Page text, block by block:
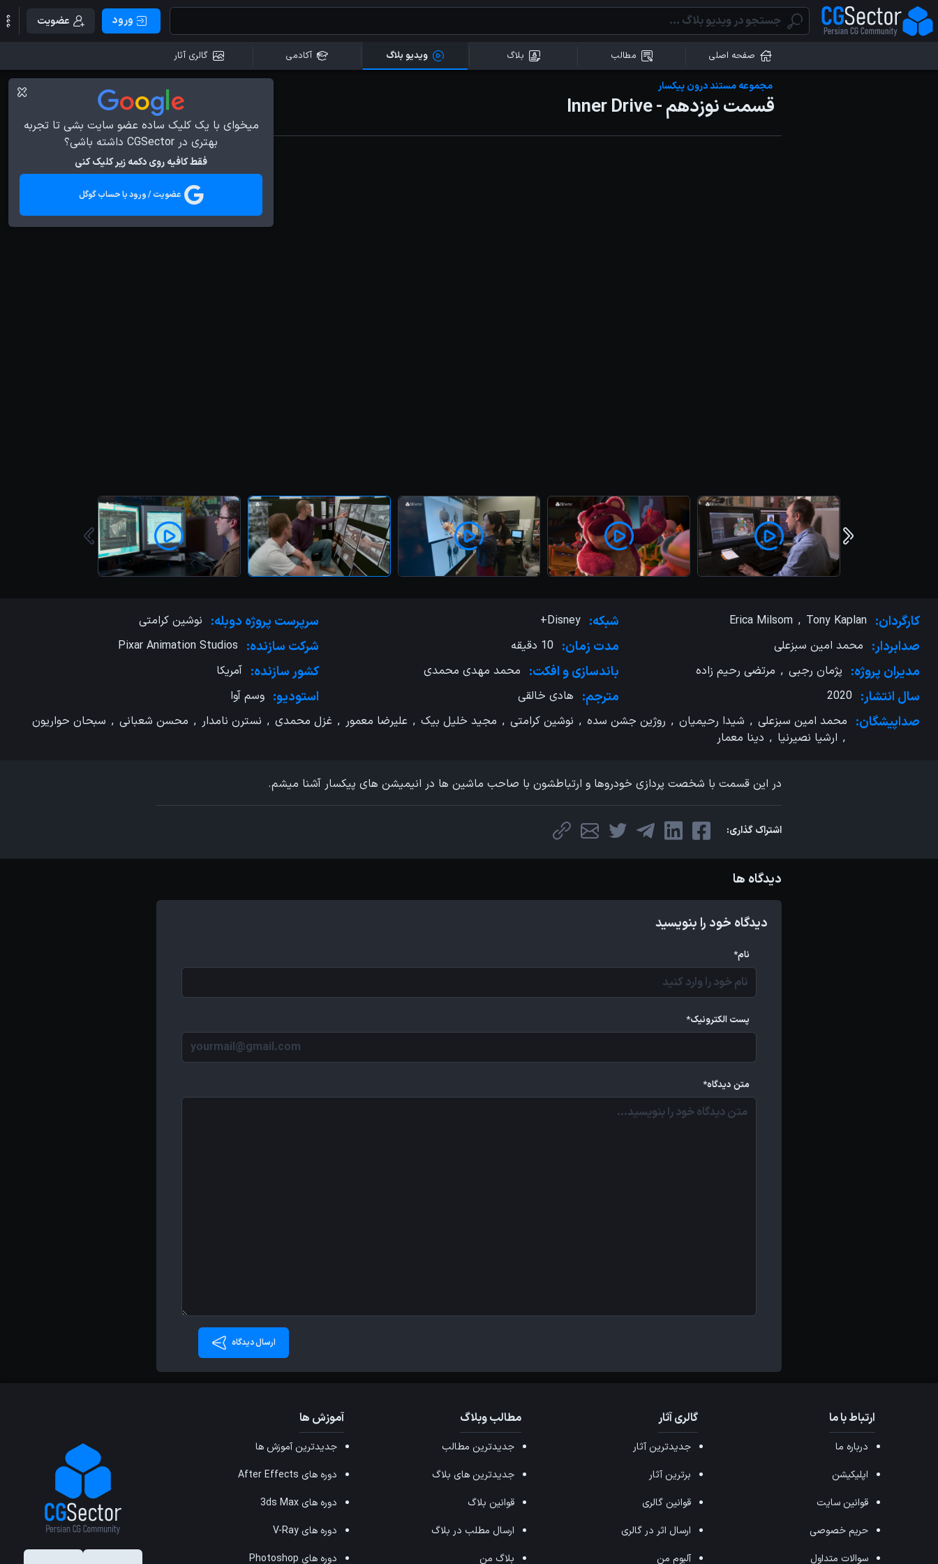
ورود عضویت
صفحه اصلی مطالب بلاگ ویدیو بلاگ آکادمی گالری آثار
میخوای با یک کلیک ساده عضو سایت بشی تا تجربه
بهتری در CGSector داشته باشی؟
فقط کافیه روی دکمه زیر کلیک کنی
عضویت / ورود با حساب گوگل
مجموعه مستند درون پیکسار
قسمت نوزدهم - Inner Drive
کارگردان: Erica Milsom , Tony Kaplan شبکه: Disney+ سرپرست پروژه دوبله: نوشین کرامتی
صدابردار: محمد امین سبزعلی مدت زمان: 10 دقیقه شرکت سازنده: Pixar Animation Studios
مدیران پروژه: پژمان رجبی , مرتضی رحیم زاده باندسازی و ‌افکت: محمد مهدی محمدی کشور سازنده: آمریکا
سال انتشار: 2020 مترجم: هادی خالقی استودیو: وسم آوا
صداپیشگان: محمد امین سبزعلی , شیدا رحیمیان , روژین جشن سده , نوشین کرامتی , مجید خلیل بیک , علیرضا معمور , غزل محمدی , نسترن نامدار , محسن شعبانی , سبحان حواریون
, ارشیا نصیرنیا , دینا معمار
در این قسمت با شخصت پردازی خودروها و ارتباطشون با صاحب ماشین ها در انیمیشن های پیکسار آشنا میشم.
اشتراک گذاری:
دیدگاه ها
دیدگاه خود را بنویسید
نام*
پست الکترونیک*
متن دیدگاه*
ارسال دیدگاه
ارتباط با ما
درباره ما
اپلیکیشن
قوانین سایت
حریم خصوصی
سوالات متداول
گالری آثار
جدیدترین آثار
برترین آثار
قوانین گالری
ارسال اثر در گالری
آلبوم من
مطالب وبلاگ
جدیدترین مطالب
جدیدترین های بلاگ
قوانین بلاگ
ارسال مطلب در بلاگ
بلاگ من
آموزش ها
جدیدترین آموزش ها
دوره های After Effects
دوره های 3ds Max
دوره های V-Ray
دوره های Photoshop